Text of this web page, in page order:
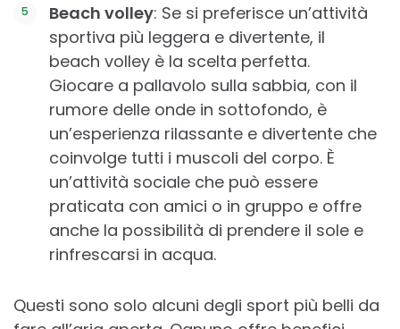
Beach volley: Se si preferisce un’attività
sportiva più leggera e divertente, il
beach volley è la scelta perfetta.
Giocare a pallavolo sulla sabbia, con il
rumore delle onde in sottofondo, è
un’esperienza rilassante e divertente che
coinvolge tutti i muscoli del corpo. È
un’attività sociale che può essere
praticata con amici o in gruppo e offre
anche la possibilità di prendere il sole e
rinfrescarsi in acqua.
Questi sono solo alcuni degli sport più belli da